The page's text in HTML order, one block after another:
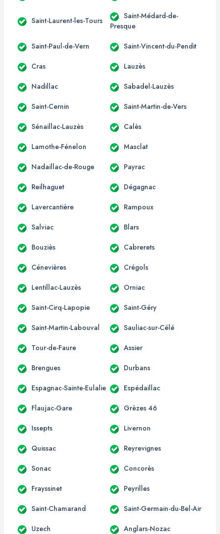
Saint-Laurent-les-Tours
Saint-Médard-de-
Presque
Saint-Paul-de-Vern Saint-Vincent-du-Pendit
Cras Lauzès
Nadillac Sabadel-Lauzès
Saint-Cernin Saint-Martin-de-Vers
Sénaillac-Lauzès Calès
Lamothe-Fénelon Masclat
Nadaillac-de-Rouge Payrac
Reilhaguet Dégagnac
Lavercantière Rampoux
Salviac Blars
Bouziès Cabrerets
Cénevières Crégols
Lentillac-Lauzès Orniac
Saint-Cirq-Lapopie Saint-Géry
Saint-Martin-Labouval Sauliac-sur-Célé
Tour-de-Faure Assier
Brengues Durbans
Espagnac-Sainte-Eulalie Espédaillac
Flaujac-Gare Grèzes 46
Issepts Livernon
Quissac Reyrevignes
Sonac Concorès
Frayssinet Peyrilles
Saint-Chamarand Saint-Germain-du-Bel-Air
Uzech Anglars-Nozac